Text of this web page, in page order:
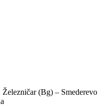
(Bg) – Smederevo